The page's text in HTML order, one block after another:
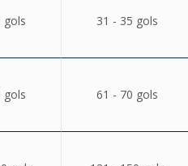
gols 31 - 35 gols
gols 61 - 70 gols